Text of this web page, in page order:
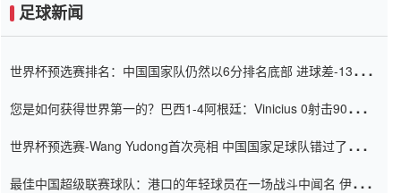
足球新闻
世界杯预选赛排名：中国国家队仍然以6分排名底部 进球差-13令人
您是如何获得世界第一的？巴西1-4阿根廷：Vinicius 0射击90分钟
世界杯预选赛-Wang Yudong首次亮相 中国国家足球队错过了世界
最佳中国超级联赛球队：港口的年轻球员在一场战斗中闻名 伊万放